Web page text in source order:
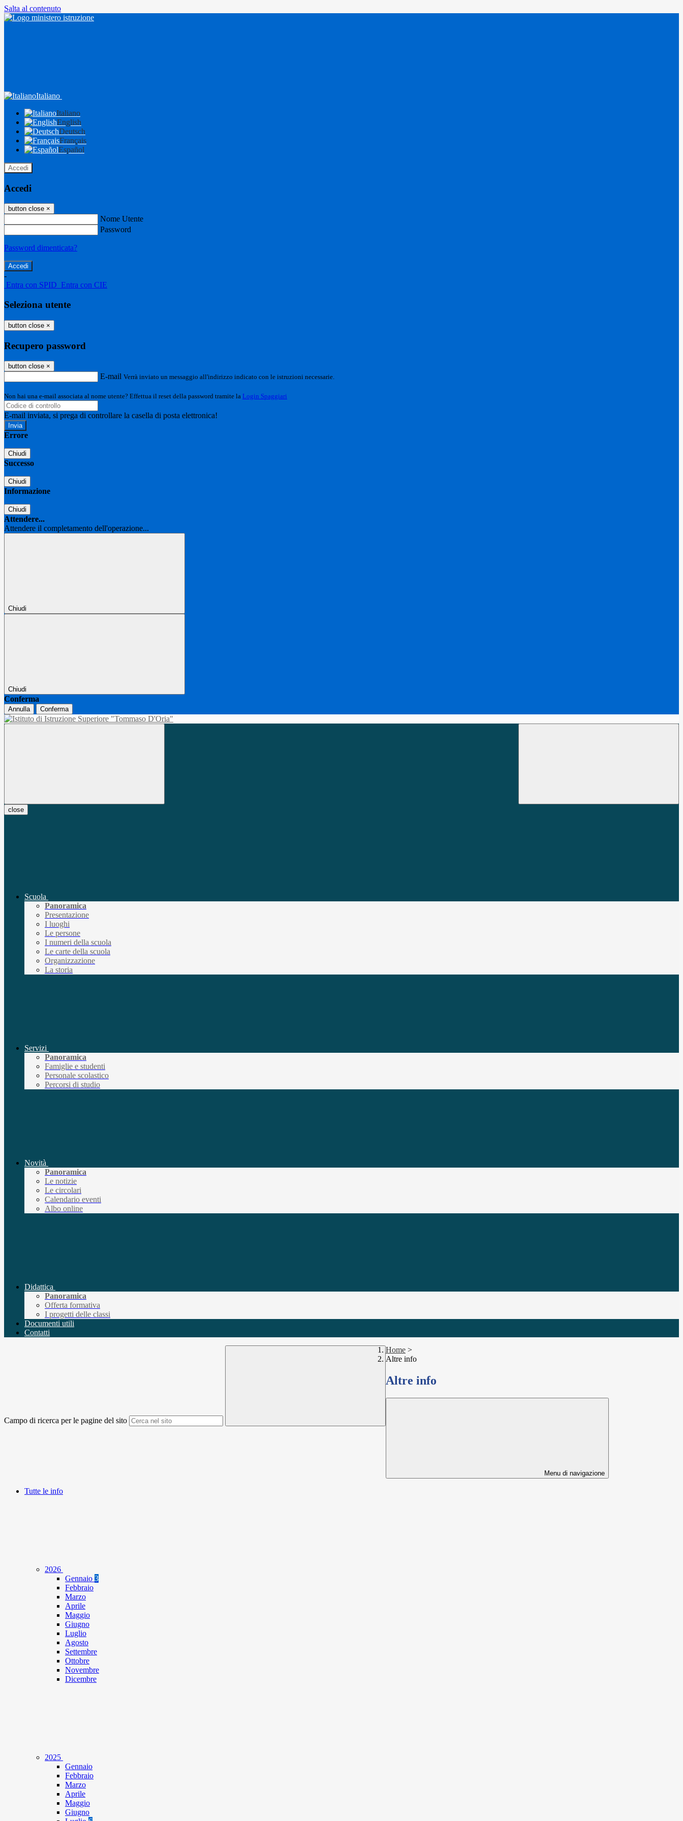
Salta al contenuto
Italiano
Italiano
English
Deutsch
Français
Español
Accedi
Accedi
button close ×
Nome Utente
Password
Password dimenticata?
-
Entra con SPID Entra con CIE
Seleziona utente
button close ×
Recupero password
button close ×
E-mail Verrà inviato un messaggio all'indirizzo indicato con le istruzioni necessarie.
Non hai una e-mail associata al nome utente? Effettua il reset della password tramite la Login Spaggiari
E-mail inviata, si prega di controllare la casella di posta elettronica!
Errore
Chiudi
Successo
Chiudi
Informazione
Chiudi
Attendere...
Attendere il completamento dell'operazione...
Chiudi
Chiudi
Conferma
Annulla Conferma
close
Scuola
Panoramica
Presentazione
I luoghi
Le persone
I numeri della scuola
Le carte della scuola
Organizzazione
La storia
Servizi
Panoramica
Famiglie e studenti
Personale scolastico
Percorsi di studio
Novità
Panoramica
Le notizie
Le circolari
Calendario eventi
Albo online
Didattica
Panoramica
Offerta formativa
I progetti delle classi
Documenti utili
Contatti
Campo di ricerca per le pagine del sito
Home >
Altre info
Altre info
Menu di navigazione
Tutte le info
2026
Gennaio 3
Febbraio
Marzo
Aprile
Maggio
Giugno
Luglio
Agosto
Settembre
Ottobre
Novembre
Dicembre
2025
Gennaio
Febbraio
Marzo
Aprile
Maggio
Giugno